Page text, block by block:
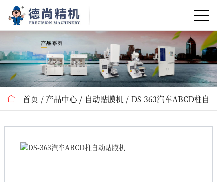
首页 产品中心 自动贴膜机 DS-363汽车ABCD柱自